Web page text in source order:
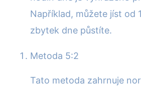
Například, můžete jíst od
zbytek dne půstíte.
Metoda 5:2
Tato metoda zahrnuje